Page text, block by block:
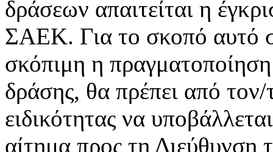
δράσεων απαιτείται η
ΣΑΕΚ. Για το σκοπό αυτό
σκόπιμη η
δράσης, θα πρέπει από τον/
ειδικότητας να
αίτημα προς τη